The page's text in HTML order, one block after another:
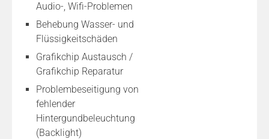
Audio-, Wifi-Problemen
Behebung Wasser- und
Flüssigkeitschäden
Grafikchip Austausch /
Grafikchip Reparatur
Problembeseitigung von
fehlender
Hintergundbeleuchtung
(Backlight)